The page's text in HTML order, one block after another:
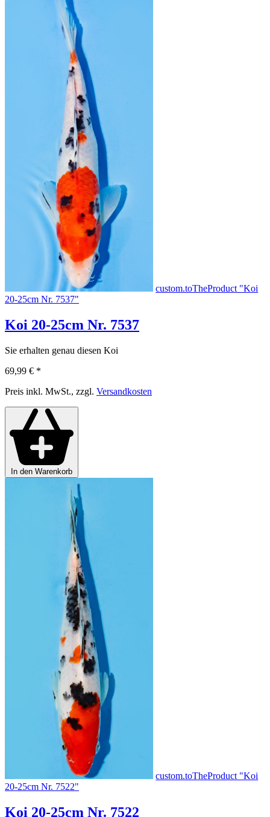
custom.toTheProduct "Koi
20-25cm Nr. 7537"
Koi 20-25cm Nr. 7537
Sie erhalten genau diesen Koi
69,99 € *
Preis inkl. MwSt., zzgl. Versandkosten
In den Warenkorb
custom.toTheProduct "Koi
20-25cm Nr. 7522"
Koi 20-25cm Nr. 7522